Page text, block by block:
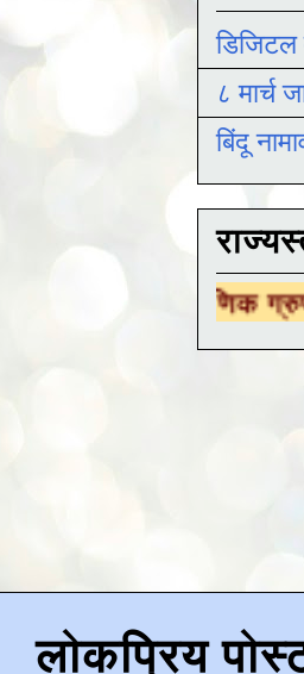
डिजिटल
८ मार्च
बिंदू
शैक्षणिक ग्रुपला जॉईन
लोकप्रिय